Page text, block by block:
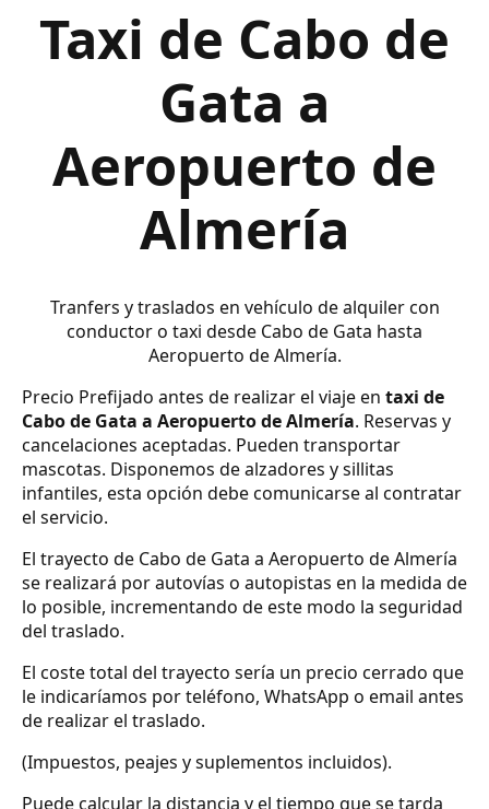
Taxi de Cabo de
Gata a
Aeropuerto de
Almería
Tranfers y traslados en vehículo de alquiler con
conductor o taxi desde Cabo de Gata hasta
Aeropuerto de Almería.
Precio Prefijado antes de realizar el viaje en taxi de
Cabo de Gata a Aeropuerto de Almería. Reservas y
cancelaciones aceptadas. Pueden transportar
mascotas. Disponemos de alzadores y sillitas
infantiles, esta opción debe comunicarse al contratar
el servicio.
El trayecto de Cabo de Gata a Aeropuerto de Almería
se realizará por autovías o autopistas en la medida de
lo posible, incrementando de este modo la seguridad
del traslado.
El coste total del trayecto sería un precio cerrado que
le indicaríamos por teléfono, WhatsApp o email antes
de realizar el traslado.
(Impuestos, peajes y suplementos incluidos).
Puede calcular la distancia y el tiempo que se tarda